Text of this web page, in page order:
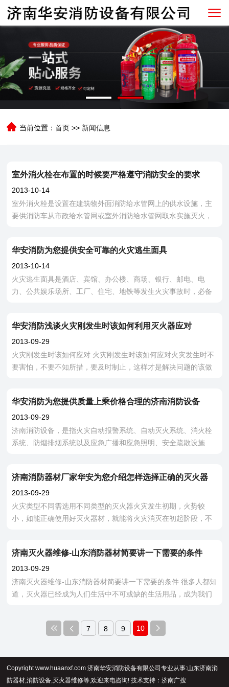
当前位置：首页 >> 新闻信息
室外消火栓在布置的时候要严格遵守消防安全的要求
2013-10-14
室外消火栓是设置在建筑物外面消防给水管网上的供水设施，主
要供消防车从市政给水管网或室外消防给水管网取水实施灭火，
华安消防为您提供安全可靠的火灾逃生面具
2013-10-14
火灾逃生面具是酒店、宾馆、办公楼、商场、银行、邮电、电
力、公共娱乐场所、工厂、住宅、地铁等发生火灾事故时，必备
华安消防浅谈火灾刚发生时该如何利用灭火器应对
2013-09-29
火灾刚发生时该如何应对 火灾刚发生时该如何应对火灾发生时不
要害怕，不要不知所措，要及时制止，这样才是解决问题的该做
华安消防为您提供质量上乘价格合理的济南消防设备
2013-09-29
济南消防设备，是指火灾自动报警系统、自动灭火系统、消火栓
系统、防烟排烟系统以及应急广播和应急照明、安全疏散设施
济南消防器材厂家华安为您介绍怎样选择正确的灭火器
2013-09-29
火灾类型不同需选用不同类型的灭火器火灾发生初期，火势较
小，如能正确使用好灭火器材，就能将火灾消灭在初起阶段，不
济南灭火器维修-山东消防器材简要讲一下需要的条件
2013-09-29
济南灭火器维修-山东消防器材简要讲一下需要的条件 很多人都知
道，灭火器已经成为人们生活中不可或缺的生活用品，成为我们
7 8 9 10
Copyright www.huaanxf.com 济南华安消防设备有限公司专业从事:山东济南消
防器材,消防设备,灭火器维修等,欢迎来电咨询! 技术支持：济南广搜